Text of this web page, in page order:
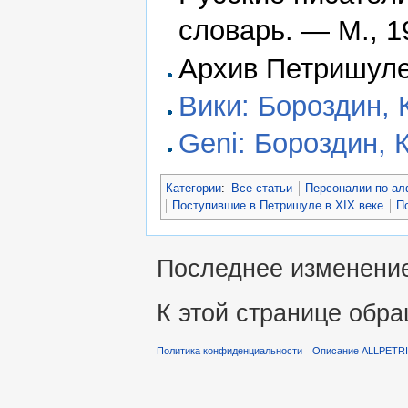
словарь. — М.,
Архив
Вики: Бороздин,
Geni: Бороздин,
Категории: Все статьи
Персоналии по
Поступившие в Петришуле в XIX веке
Последнее
К этой странице
Политика конфиденциальности Описание